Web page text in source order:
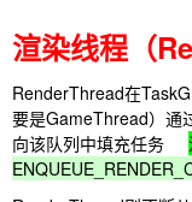
渲染线程（
RenderThread在
要是GameThread）通
向该队列中填充任务